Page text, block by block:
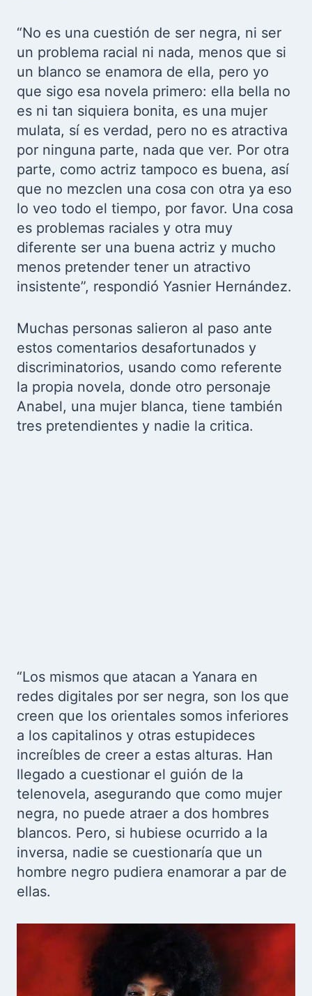
“No es una cuestión de ser negra, ni ser
un problema racial ni nada, menos que si
un blanco se enamora de ella, pero yo
que sigo esa novela primero: ella bella no
es ni tan siquiera bonita, es una mujer
mulata, sí es verdad, pero no es atractiva
por ninguna parte, nada que ver. Por otra
parte, como actriz tampoco es buena, así
que no mezclen una cosa con otra ya eso
lo veo todo el tiempo, por favor. Una cosa
es problemas raciales y otra muy
diferente ser una buena actriz y mucho
menos pretender tener un atractivo
insistente”, respondió Yasnier Hernández.
Muchas personas salieron al paso ante
estos comentarios desafortunados y
discriminatorios, usando como referente
la propia novela, donde otro personaje
Anabel, una mujer blanca, tiene también
tres pretendientes y nadie la critica.
“Los mismos que atacan a Yanara en
redes digitales por ser negra, son los que
creen que los orientales somos inferiores
a los capitalinos y otras estupideces
increíbles de creer a estas alturas. Han
llegado a cuestionar el guión de la
telenovela, asegurando que como mujer
negra, no puede atraer a dos hombres
blancos. Pero, si hubiese ocurrido a la
inversa, nadie se cuestionaría que un
hombre negro pudiera enamorar a par de
ellas.